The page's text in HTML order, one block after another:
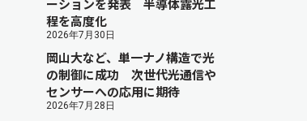
ーションを発表 半導体露光工
程を高度化
2026年7月30日
岡山大など、単一ナノ構造で光
の制御に成功 次世代光通信や
センサーへの応用に期待
2026年7月28日